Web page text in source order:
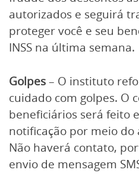
autorizados e seguirá
proteger você e seu
INSS na última semana.
Golpes– O instituto
cuidado com golpes. O
beneficiários será feito
notificação por meio do
Não haverá contato,
envio de mensagem